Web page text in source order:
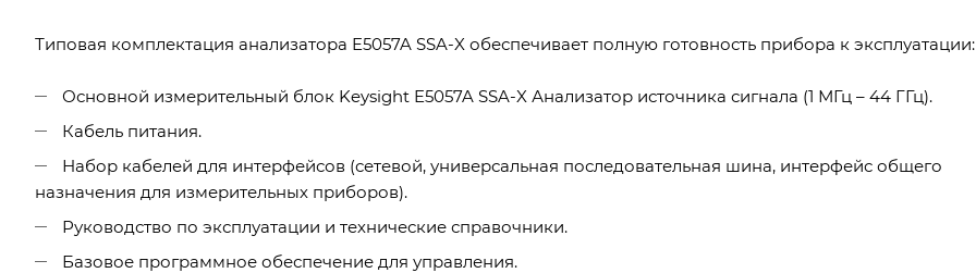
Типовая комплектация анализатора E5057A SSA-X обеспечивает полную готовность прибора к эксплуатации:
Основной измерительный блок Keysight E5057A SSA-X Анализатор источника сигнала (1 МГц – 44 ГГц).
Кабель питания.
Набор кабелей для интерфейсов (сетевой, универсальная последовательная шина, интерфейс общего
назначения для измерительных приборов).
Руководство по эксплуатации и технические справочники.
Базовое программное обеспечение для управления.